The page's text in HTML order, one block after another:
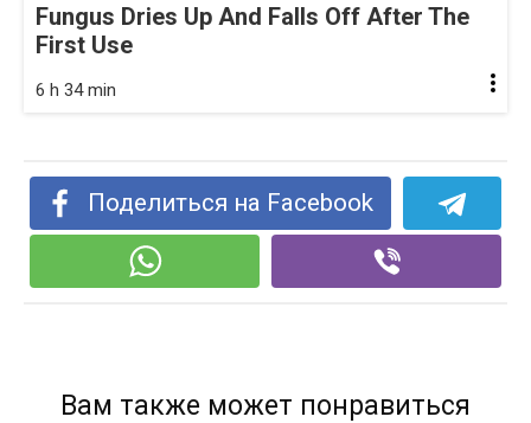
Fungus Dries Up And Falls Off After The
First Use
6 h 34 min
Поделиться на Facebook
Вам также может понравиться